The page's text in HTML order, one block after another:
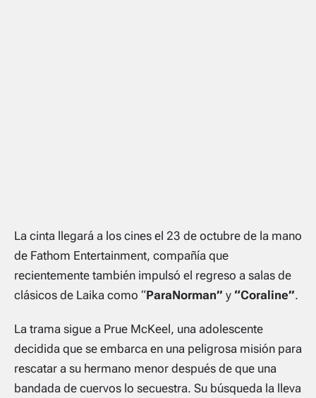
La cinta llegará a los cines el 23 de octubre de la mano
de Fathom Entertainment, compañía que
recientemente también impulsó el regreso a salas de
clásicos de Laika como “ParaNorman” y “Coraline”.
La trama sigue a Prue McKeel, una adolescente
decidida que se embarca en una peligrosa misión para
rescatar a su hermano menor después de que una
bandada de cuervos lo secuestra. Su búsqueda la lleva